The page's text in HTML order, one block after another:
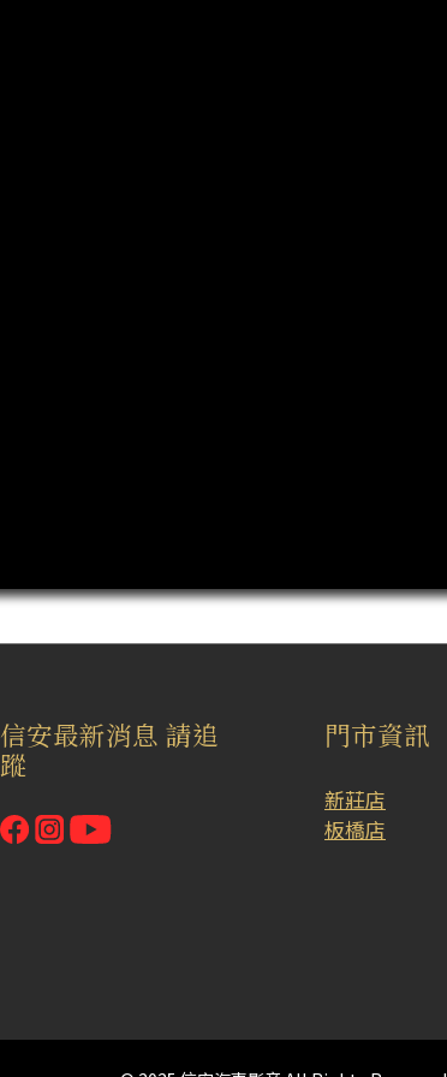
信安最新消息 請追
蹤
門市資訊
新莊店
板橋店